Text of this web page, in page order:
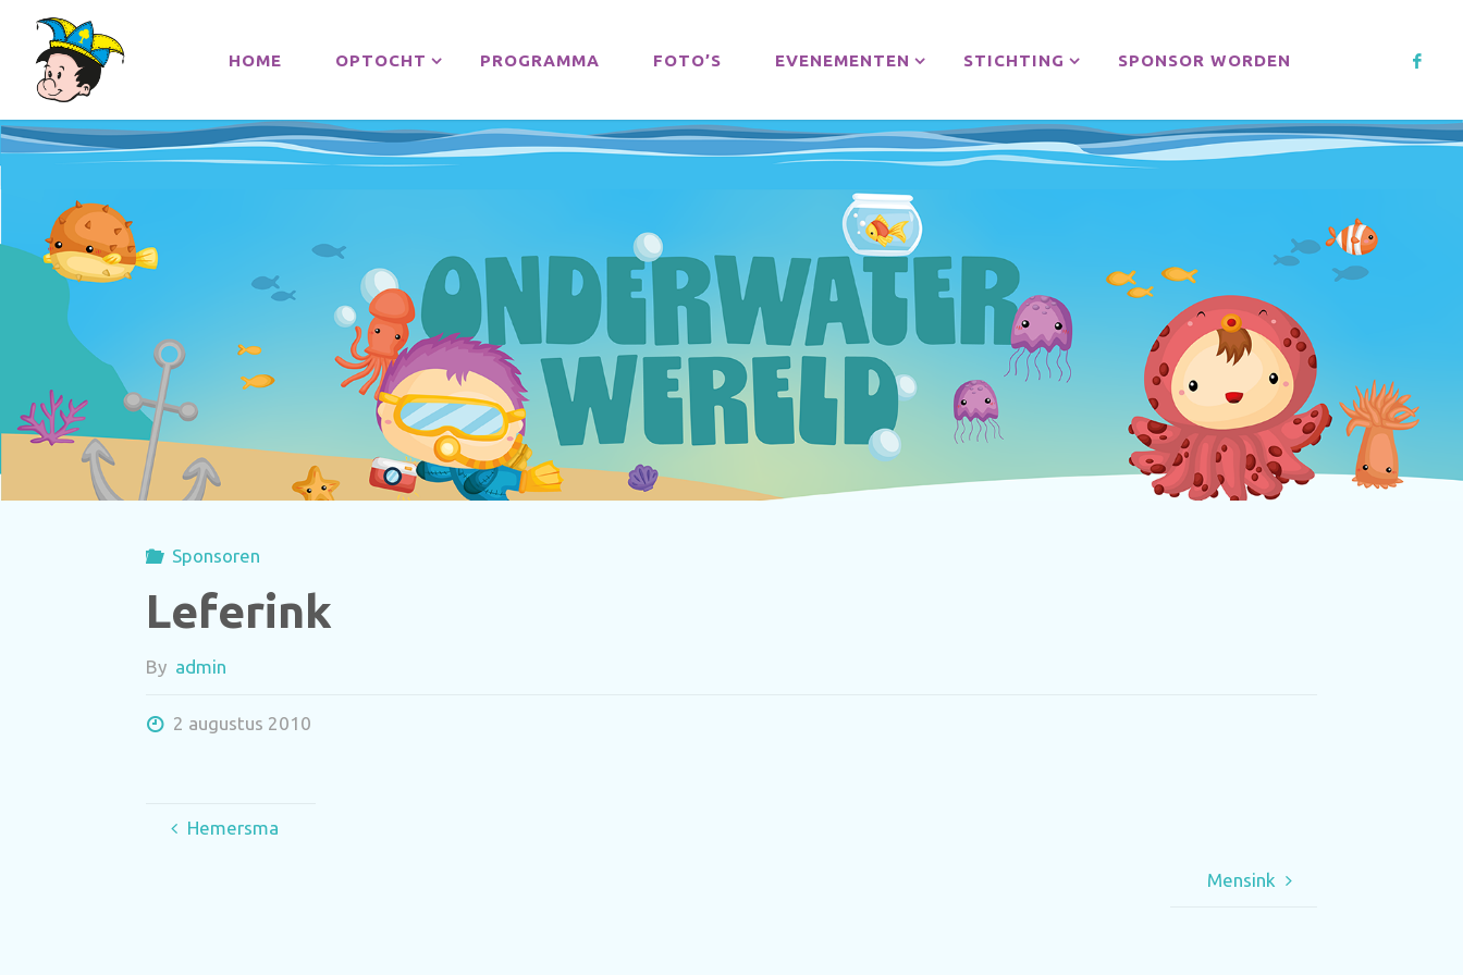
HOME OPTOCHT PROGRAMMA FOTO’S EVENEMENTEN STICHTING SPONSOR WORDEN
Sponsoren
Leferink
By admin
2 augustus 2010
Hemersma
Mensink